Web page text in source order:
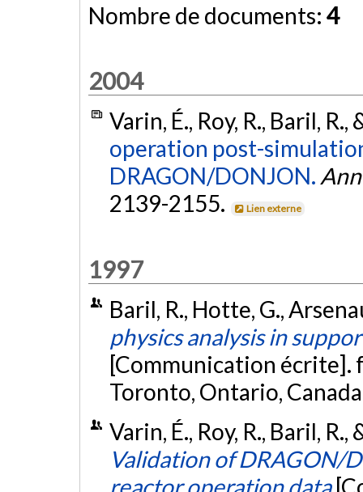
Nombre de documents: 4
2004
Varin, É., Roy, R., Baril,
operation post-
DRAGON/DONJON.
2139-2155.
Lien externe
1997
Baril, R., Hotte, G.,
physics analysis in
[Communication écrite].
Toronto, Ontario,
Varin, É., Roy, R., Baril,
Validation of DRAGON/